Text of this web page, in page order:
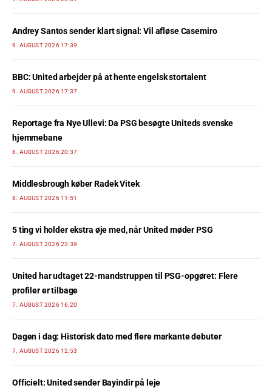
Andrey Santos sender klart signal: Vil afløse Casemiro
9. AUGUST 2026 17:39
BBC: United arbejder på at hente engelsk stortalent
9. AUGUST 2026 17:37
Reportage fra Nye Ullevi: Da PSG besøgte Uniteds svenske
hjemmebane
8. AUGUST 2026 20:37
Middlesbrough køber Radek Vitek
8. AUGUST 2026 11:51
5 ting vi holder ekstra øje med, når United møder PSG
7. AUGUST 2026 22:39
United har udtaget 22-mandstruppen til PSG-opgøret: Flere
profiler er tilbage
7. AUGUST 2026 16:20
Dagen i dag: Historisk dato med flere markante debuter
7. AUGUST 2026 12:53
Officielt: United sender Bayindir på leje